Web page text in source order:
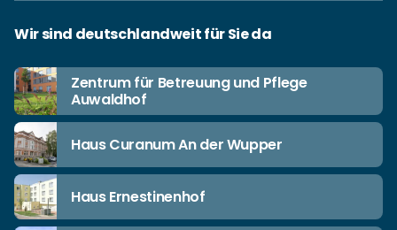
Wir sind deutschlandweit für Sie da
Zentrum für Betreuung und Pflege
Auwaldhof
Haus Curanum An der Wupper
Haus Ernestinenhof